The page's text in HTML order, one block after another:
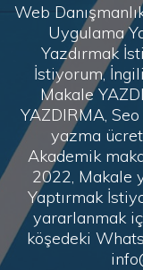
Web
Uygulama
Yazdırmak
İstiyorum,
Makale
YAZDIRMA,
yazma
Akademik
2022, Makale
Yaptırmak
yararlanmak
köşedeki